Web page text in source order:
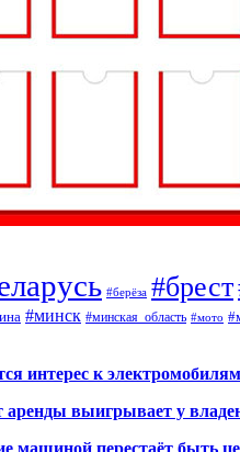
#берёза #брест
#минск #минская_область #мото
интерес к
выигрывает у
машиной перестаёт быть